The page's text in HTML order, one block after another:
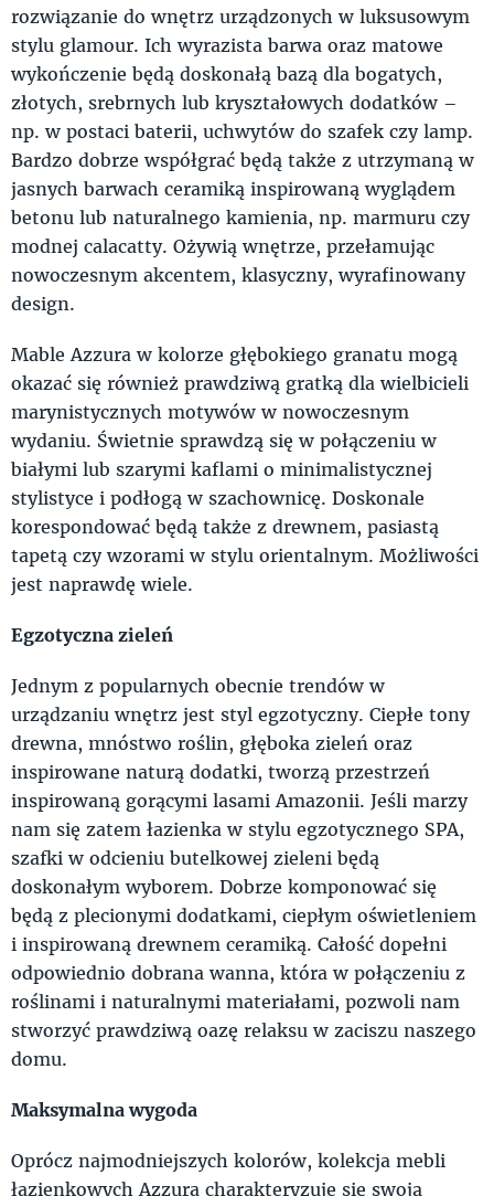
rozwiązanie do wnętrz urządzonych w luksusowym
stylu glamour. Ich wyrazista barwa oraz matowe
wykończenie będą doskonałą bazą dla bogatych,
złotych, srebrnych lub kryształowych dodatków –
np. w postaci baterii, uchwytów do szafek czy lamp.
Bardzo dobrze współgrać będą także z utrzymaną w
jasnych barwach ceramiką inspirowaną wyglądem
betonu lub naturalnego kamienia, np. marmuru czy
modnej calacatty. Ożywią wnętrze, przełamując
nowoczesnym akcentem, klasyczny, wyrafinowany
design.
Mable Azzura w kolorze głębokiego granatu mogą
okazać się również prawdziwą gratką dla wielbicieli
marynistycznych motywów w nowoczesnym
wydaniu. Świetnie sprawdzą się w połączeniu w
białymi lub szarymi kaflami o minimalistycznej
stylistyce i podłogą w szachownicę. Doskonale
korespondować będą także z drewnem, pasiastą
tapetą czy wzorami w stylu orientalnym. Możliwości
jest naprawdę wiele.
Egzotyczna zieleń
Jednym z popularnych obecnie trendów w
urządzaniu wnętrz jest styl egzotyczny. Ciepłe tony
drewna, mnóstwo roślin, głęboka zieleń oraz
inspirowane naturą dodatki, tworzą przestrzeń
inspirowaną gorącymi lasami Amazonii. Jeśli marzy
nam się zatem łazienka w stylu egzotycznego SPA,
szafki w odcieniu butelkowej zieleni będą
doskonałym wyborem. Dobrze komponować się
będą z plecionymi dodatkami, ciepłym oświetleniem
i inspirowaną drewnem ceramiką. Całość dopełni
odpowiednio dobrana wanna, która w połączeniu z
roślinami i naturalnymi materiałami, pozwoli nam
stworzyć prawdziwą oazę relaksu w zaciszu naszego
domu.
Maksymalna wygoda
Oprócz najmodniejszych kolorów, kolekcja mebli
łazienkowych Azzura charakteryzuje się swoją